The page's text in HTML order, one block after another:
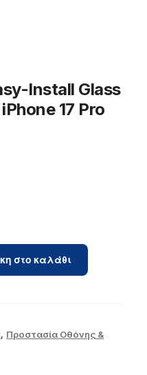
Install Glass
17 Pro
στο καλάθι
, Προστασία Οθόνης &